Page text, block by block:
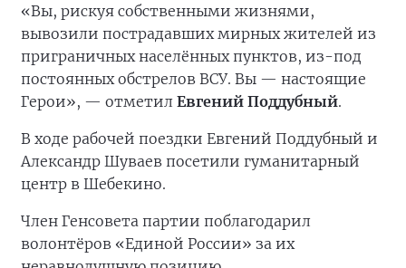
«Вы, рискуя собственными жизнями,
вывозили пострадавших мирных жителей из
приграничных населённых пунктов, из-под
постоянных обстрелов ВСУ. Вы — настоящие
Герои», — отметил Евгений Поддубный.
В ходе рабочей поездки Евгений Поддубный и
Александр Шуваев посетили гуманитарный
центр в Шебекино.
Член Генсовета партии поблагодарил
волонтёров «Единой России» за их